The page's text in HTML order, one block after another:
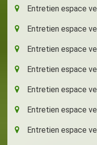
Entretien espace
Entretien espace
Entretien espace
Entretien espace
Entretien espace
Entretien espace
Entretien espace